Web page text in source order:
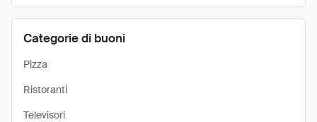
Categorie di buoni
Pizza
Ristoranti
Televisori